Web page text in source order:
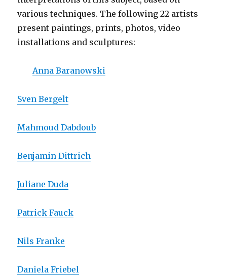
various techniques. The following 22 artists
present paintings, prints, photos, video
installations and sculptures:
Anna Baranowski
Sven Bergelt
Mahmoud Dabdoub
Benjamin Dittrich
Juliane Duda
Patrick Fauck
Nils Franke
Daniela Friebel